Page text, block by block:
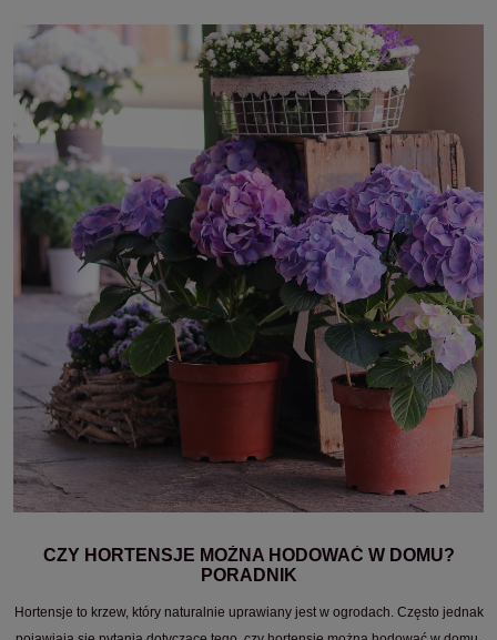
CZY HORTENSJE MOŻNA HODOWAĆ W DOMU?
PORADNIK
Hortensje to krzew, który naturalnie uprawiany jest w ogrodach. Często jednak